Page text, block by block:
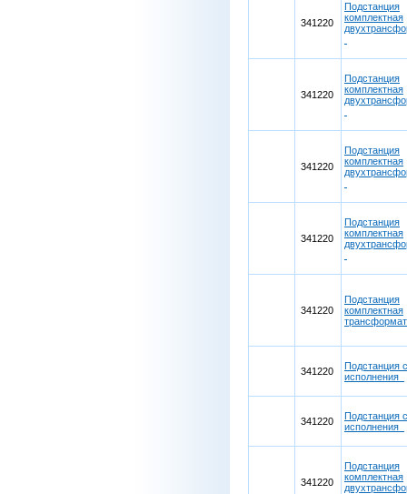
341220
Подстанция
комплектная
341220
Подстанция
комплектная
341220
Подстанция
комплектная
341220
Подстанция
комплектная
341220
Подстанция
комплектная
341220
Подстанция
исполнения
341220
Подстанция
исполнения
341220
Подстанция
комплектная